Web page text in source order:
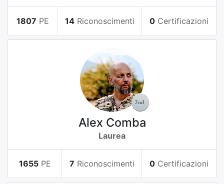
1807 PE 14 Riconoscimenti 0 Certificazioni
Alex Comba
Laurea
1655 PE 7 Riconoscimenti 0 Certificazioni